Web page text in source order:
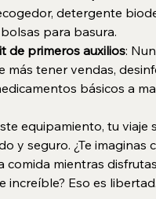
detergente
para basura.
de primeros auxilios:
más tener vendas,
básicos a
equipamiento, tu viaje
y seguro. ¿Te imaginas
comida mientras
increíble? Eso es libertad.